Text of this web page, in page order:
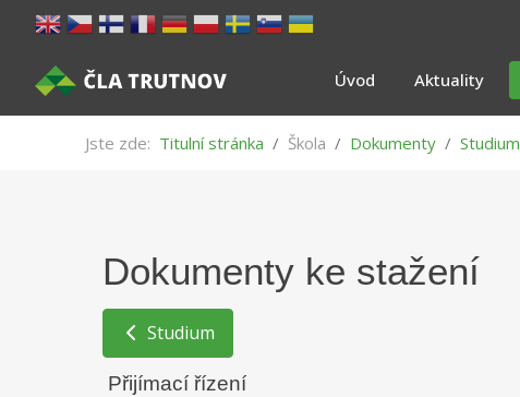
Úvod Aktuality
Jste zde: Titulní stránka Škola Dokumenty Studium
Dokumenty ke stažení
Studium
Přijímací řízení